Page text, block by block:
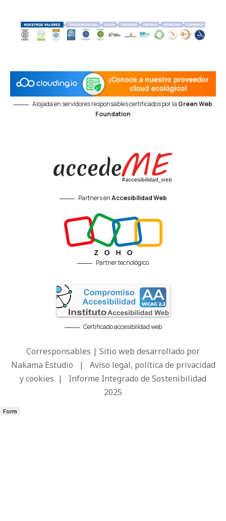
Alojada en servidores responsables certificados por la Green Web
Foundation
Partners enAccesibilidad Web
Partner tecnológico
Certificado accesibilidad web
Corresponsables | Sitio web desarrollado por
Nakama Estudio | Aviso legal, política de privacidad
y cookies | Informe Integrado de Sostenibilidad
2025
Form